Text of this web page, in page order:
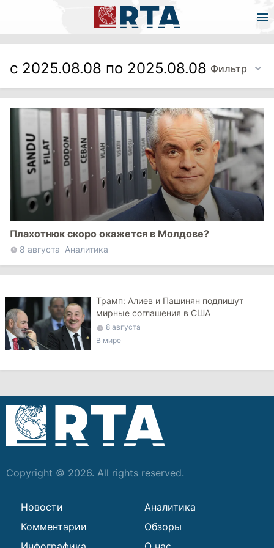
с 2025.08.08 по 2025.08.08 Фильтр
Плахотнюк скоро окажется в Молдове?
8 августа Аналитика
Трамп: Алиев и Пашинян подпишут
мирные соглашения в США
8 августа
В мире
Copyright © 2026. All rights reserved.
Новости
Аналитика
Комментарии
Обзоры